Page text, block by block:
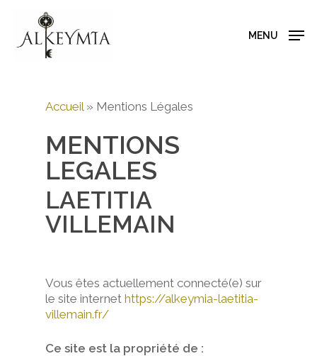
MENU
Accueil» Mentions Légales
MENTIONS
LEGALES
LAETITIA
VILLEMAIN
Vous êtes actuellement connecté(e) sur
le site internethttps://alkeymia-laetitia-
villemain.fr/
Ce site est la propriété de :